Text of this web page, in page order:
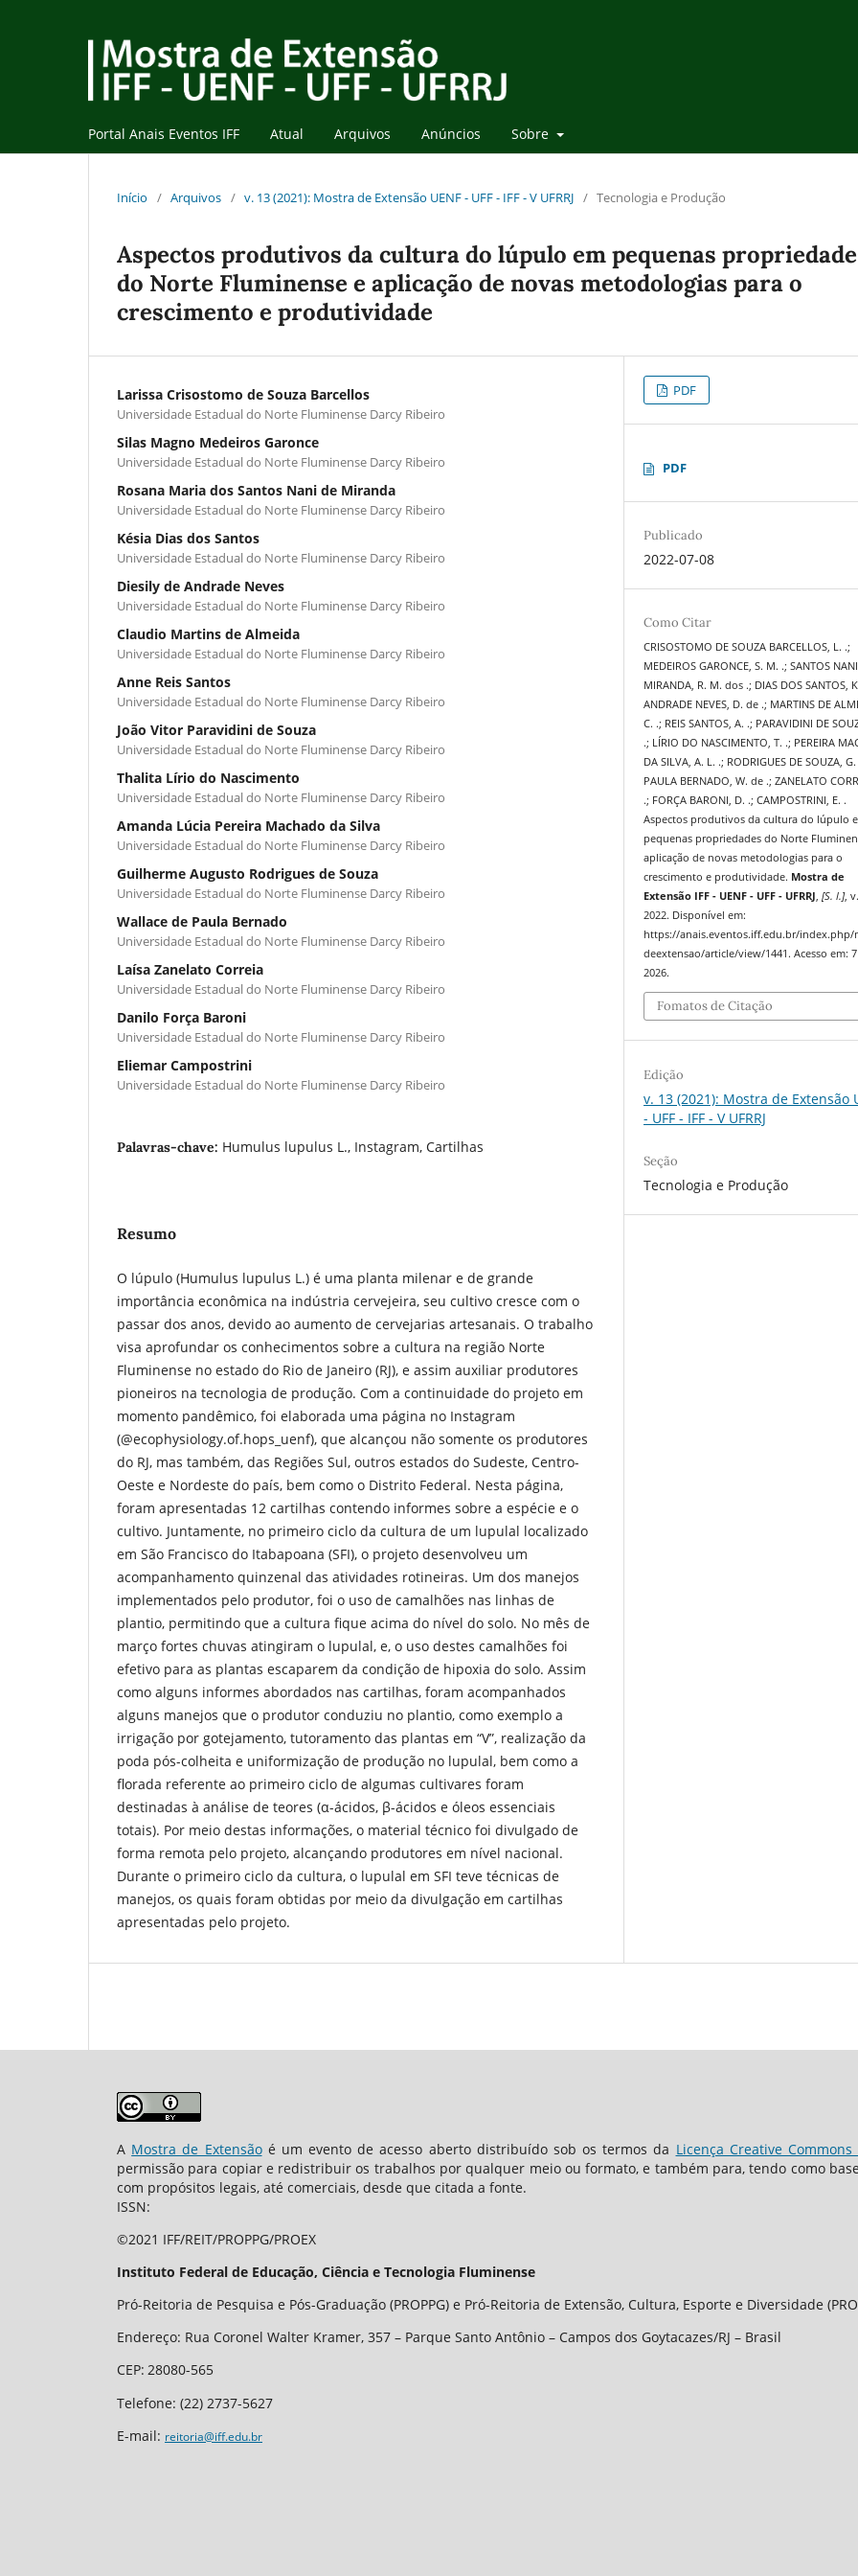
Portal Anais Eventos IFF Atual Arquivos Anúncios Sobre
Início / Arquivos / v. 13 (2021): Mostra de Extensão UENF - UFF - IFF - V UFRRJ / Tecnologia e Produção
Aspectos produtivos da cultura do lúpulo em pequenas
do Norte Fluminense e aplicação de novas metodologias para o
crescimento e produtividade
Larissa Crisostomo de Souza Barcellos
Universidade Estadual do Norte Fluminense Darcy Ribeiro
Silas Magno Medeiros Garonce
Universidade Estadual do Norte Fluminense Darcy Ribeiro
Rosana Maria dos Santos Nani de Miranda
Universidade Estadual do Norte Fluminense Darcy Ribeiro
Késia Dias dos Santos
Universidade Estadual do Norte Fluminense Darcy Ribeiro
Diesily de Andrade Neves
Universidade Estadual do Norte Fluminense Darcy Ribeiro
Claudio Martins de Almeida
Universidade Estadual do Norte Fluminense Darcy Ribeiro
Anne Reis Santos
Universidade Estadual do Norte Fluminense Darcy Ribeiro
João Vitor Paravidini de Souza
Universidade Estadual do Norte Fluminense Darcy Ribeiro
Thalita Lírio do Nascimento
Universidade Estadual do Norte Fluminense Darcy Ribeiro
Amanda Lúcia Pereira Machado da Silva
Universidade Estadual do Norte Fluminense Darcy Ribeiro
Guilherme Augusto Rodrigues de Souza
Universidade Estadual do Norte Fluminense Darcy Ribeiro
Wallace de Paula Bernado
Universidade Estadual do Norte Fluminense Darcy Ribeiro
Laísa Zanelato Correia
Universidade Estadual do Norte Fluminense Darcy Ribeiro
Danilo Força Baroni
Universidade Estadual do Norte Fluminense Darcy Ribeiro
Eliemar Campostrini
Universidade Estadual do Norte Fluminense Darcy Ribeiro
Palavras-chave: Humulus lupulus L., Instagram, Cartilhas
Resumo
O lúpulo (Humulus lupulus L.) é uma planta milenar e de grande
importância econômica na indústria cervejeira, seu cultivo cresce com o
passar dos anos, devido ao aumento de cervejarias artesanais. O trabalho
visa aprofundar os conhecimentos sobre a cultura na região Norte
Fluminense no estado do Rio de Janeiro (RJ), e assim auxiliar produtores
pioneiros na tecnologia de produção. Com a continuidade do projeto em
momento pandêmico, foi elaborada uma página no Instagram
(@ecophysiology.of.hops_uenf), que alcançou não somente os produtores
do RJ, mas também, das Regiões Sul, outros estados do Sudeste, Centro-
Oeste e Nordeste do país, bem como o Distrito Federal. Nesta página,
foram apresentadas 12 cartilhas contendo informes sobre a espécie e o
cultivo. Juntamente, no primeiro ciclo da cultura de um lupulal localizado
em São Francisco do Itabapoana (SFI), o projeto desenvolveu um
acompanhamento quinzenal das atividades rotineiras. Um dos manejos
implementados pelo produtor, foi o uso de camalhões nas linhas de
plantio, permitindo que a cultura fique acima do nível do solo. No mês de
março fortes chuvas atingiram o lupulal, e, o uso destes camalhões foi
efetivo para as plantas escaparem da condição de hipoxia do solo. Assim
como alguns informes abordados nas cartilhas, foram acompanhados
alguns manejos que o produtor conduziu no plantio, como exemplo a
irrigação por gotejamento, tutoramento das plantas em “V”, realização da
poda pós-colheita e uniformização de produção no lupulal, bem como a
florada referente ao primeiro ciclo de algumas cultivares foram
destinadas à análise de teores (α-ácidos, β-ácidos e óleos essenciais
totais). Por meio destas informações, o material técnico foi divulgado de
forma remota pelo projeto, alcançando produtores em nível nacional.
Durante o primeiro ciclo da cultura, o lupulal em SFI teve técnicas de
manejos, os quais foram obtidas por meio da divulgação em cartilhas
apresentadas pelo projeto.
PDF
PDF
Publicado
2022-07-08
Como Citar
CRISOSTOMO DE SOUZA BARCELLOS, L. .;
MEDEIROS GARONCE, S. M. .; SANTOS
MIRANDA, R. M. dos .; DIAS DOS SANTOS,
ANDRADE NEVES, D. de .; MARTINS DE
C. .; REIS SANTOS, A. .; PARAVIDINI DE
.; LÍRIO DO NASCIMENTO, T. .; PEREIRA
DA SILVA, A. L. .; RODRIGUES DE SOUZA,
PAULA BERNADO, W. de .; ZANELATO
.; FORÇA BARONI, D. .; CAMPOSTRINI, E. .
Aspectos produtivos da cultura do lúpulo
pequenas propriedades do Norte
aplicação de novas metodologias para o
crescimento e produtividade. Mostra de
Extensão IFF - UENF - UFF - UFRRJ,[S. l.],
2022. Disponível em:
https://anais.eventos.iff.edu.br/index.php/
deextensao/article/view/1441. Acesso em:
2026.
Fomatos de Citação
Edição
v. 13 (2021): Mostra de Extensão
- UFF - IFF - V UFRRJ
Seção
Tecnologia e Produção
A Mostra de Extensãoé um evento de acesso aberto distribuído sob os termos da Licença Creative
permissão para copiar e redistribuir os trabalhos por qualquer meio ou formato, e também para, tendo como
com propósitos legais, até comerciais, desde que citada a fonte.
ISSN:
©2021 IFF/REIT/PROPPG/PROEX
Instituto Federal de Educação, Ciência e Tecnologia Fluminense
Pró-Reitoria de Pesquisa e Pós-Graduação (PROPPG) e Pró-Reitoria de Extensão, Cultura, Esporte e Diversidade
Endereço: Rua Coronel Walter Kramer, 357 – Parque Santo Antônio – Campos dos Goytacazes/RJ – Brasil
CEP: 28080-565
Telefone: (22) 2737-5627
E-mail: reitoria@iff.edu.br